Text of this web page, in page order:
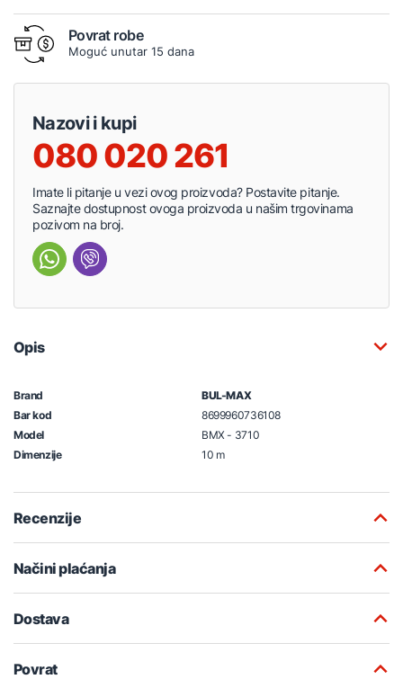
Povrat robe
Moguć unutar 15 dana
Nazovi i kupi
080 020 261
Imate li pitanje u vezi ovog proizvoda? Postavite pitanje.
Saznajte dostupnost ovoga proizvoda u našim trgovinama
pozivom na broj.
Opis
Brand
BUL-MAX
Bar kod
8699960736108
Model
BMX - 3710
Dimenzije
10 m
Recenzije
Načini plaćanja
Dostava
Povrat